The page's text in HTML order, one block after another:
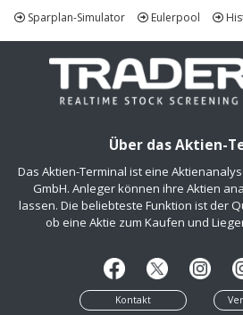
Sparplan-Simulator
Eulerpool
Über das Aktien-
Das Aktien-Terminal ist eine
GmbH. Anleger können ihre Aktien
lassen. Die beliebteste Funktion ist der
ob eine Aktie zum Kaufen und
Kontakt